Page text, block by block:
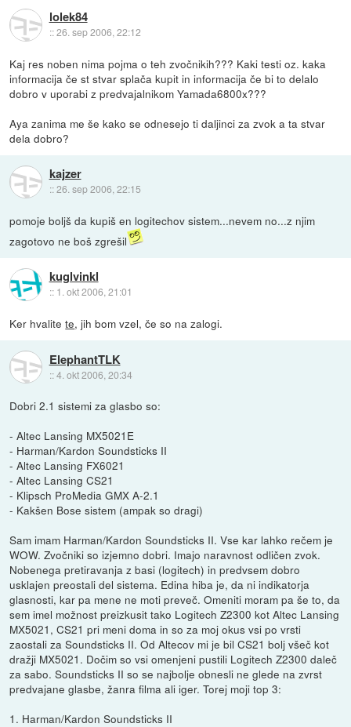
lolek84
::26. sep 2006, 22:12
Kaj res noben nima pojma o teh zvočnikih??? Kaki testi oz. kaka
informacija če st stvar splača kupit in informacija če bi to delalo
dobro v uporabi z predvajalnikom Yamada6800x???
Aya zanima me še kako se odnesejo ti daljinci za zvok a ta stvar
dela dobro?
kajzer
::26. sep 2006, 22:15
pomoje boljš da kupiš en logitechov sistem...nevem no...z njim
zagotovo ne boš zgrešil
kuglvinkl
:: 1. okt 2006, 21:01
Ker hvalitete, jih bom vzel, če so na zalogi.
ElephantTLK
::4. okt 2006, 20:34
Dobri 2.1 sistemi za glasbo so:
- Altec Lansing MX5021E
- Harman/Kardon Soundsticks II
- Altec Lansing FX6021
- Altec Lansing CS21
- Klipsch ProMedia GMX A-2.1
- Kakšen Bose sistem (ampak so dragi)
Sam imam Harman/Kardon Soundsticks II. Vse kar lahko rečem je
WOW. Zvočniki so izjemno dobri. Imajo naravnost odličen zvok.
Nobenega pretiravanja z basi (logitech) in predvsem dobro
usklajen preostali del sistema. Edina hiba je, da ni indikatorja
glasnosti, kar pa mene ne moti preveč. Omeniti moram pa še to, da
sem imel možnost preizkusit tako Logitech Z2300 kot Altec Lansing
MX5021, CS21 pri meni doma in so za moj okus vsi po vrsti
zaostali za Soundsticks II. Od Altecov mi je bil CS21 bolj všeč kot
dražji MX5021. Dočim so vsi omenjeni pustili Logitech Z2300 daleč
za sabo. Soundsticks II so se najbolje obnesli ne glede na zvrst
predvajane glasbe, žanra filma ali iger. Torej moji top 3:
1. Harman/Kardon Soundsticks II